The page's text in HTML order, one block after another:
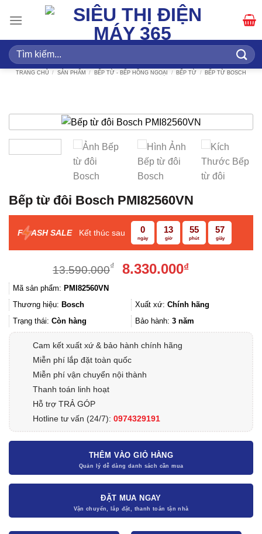
qua
dung
Tìm
kiếm:
TRANG CHỦ / SẢN PHẨM / BẾP TỪ - BẾP HỒNG NGOẠI / BẾP TỪ / BẾP TỪ BOSCH
Bếp từ đôi Bosch PMI82560VN
F ASH SALE Kết thúc sau 0
ngày
13
giờ
55
phút
56
giây
13.590.000₫
Giá
13.590.000₫.
8.330.000₫Giá
là:
8.330.000₫.
Mã sản phẩm: PMI82560VN
Thương hiệu: Bosch Xuất xứ: Chính hãng
Trạng thái: Còn hàng Bảo hành: 3 năm
Cam kết xuất xứ & bảo hành chính hãng
Miễn phí lắp đặt toàn quốc
Miễn phí vận chuyển nội thành
Thanh toán linh hoạt
Hỗ trợ TRẢ GÓP
Hotline tư vấn (24/7): 0974329191
THÊM VÀO GIỎ HÀNG
ĐẶT MUA NGAY